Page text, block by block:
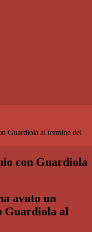
Guardiola al termine del
con Guardiola
avuto un
Guardiola al